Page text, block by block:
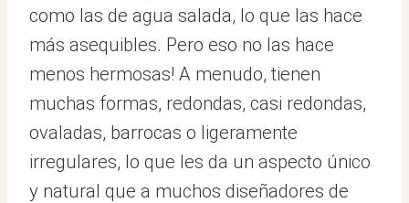
como las de agua salada, lo que las hace
más asequibles. Pero eso no las hace
menos hermosas! A menudo, tienen
muchas formas, redondas, casi redondas,
ovaladas, barrocas o ligeramente
irregulares, lo que les da un aspecto único
y natural que a muchos diseñadores de